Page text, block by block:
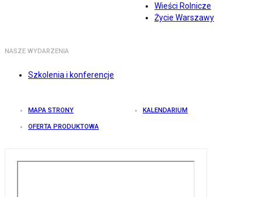
Wieści Rolnicze
Życie Warszawy
NASZE WYDARZENIA
Szkolenia i konferencje
MAPA STRONY KALENDARIUM
OFERTA PRODUKTOWA